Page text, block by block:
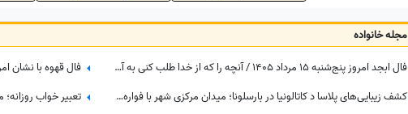
مجله خانواده
فال ابجد امروز پنج‌شنبه 15 مرداد 1405 / آنچه را که از خدا طلب کنی به آن میرسی اما ...
کشف زیبایی‌های پلاسا د کاتالونیا در بارسلونا؛ میدان مرکزی شهر با فواره‌ها، مجسمه‌ها و حال‌وهوای همیشه زنده